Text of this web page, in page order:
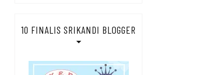
10 FINALIS SRIKANDI BLOGGER